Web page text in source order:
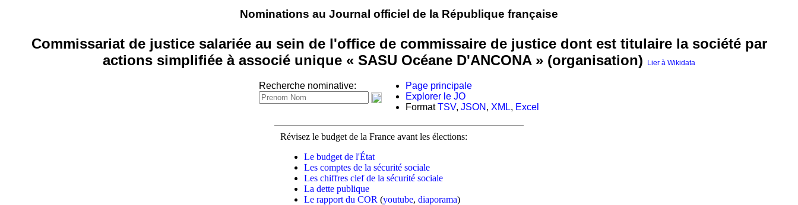
Nominations au Journal officiel de la République française
Commissariat de justice salariée au sein de l'office de commissaire de justice dont est titulaire la société par
actions simplifiée à associé unique « SASU Océane D'ANCONA » (organisation)
Lier à Wikidata
Recherche nominative:
Page principale
Explorer le JO
FormatTSV, JSON , XML, Excel
Révisez le budget de la France avant les élections:
Le budget de l'État
Les comptes de la sécurité sociale
Les chiffres clef de la sécurité sociale
La dette publique
Le rapport du COR (youtube, diaporama)